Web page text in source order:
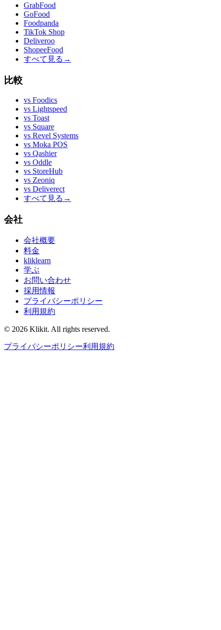
GrabFood
GoFood
Foodpanda
TikTok Shop
Deliveroo
ShopeeFood
すべて見る →
比較
vs Foodics
vs Lightspeed
vs Toast
vs Square
vs Revel Systems
vs Moka POS
vs Qashier
vs Oddle
vs StoreHub
vs Zeoniq
vs Deliverect
すべて見る →
会社
会社概要
料金
kliklearn
学ぶ
お問い合わせ
採用情報
プライバシーポリシー
利用規約
© 2026 Klikit. All rights reserved.
プライバシーポリシー利用規約